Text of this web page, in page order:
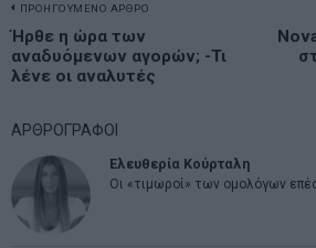
Πλοήγηση
άρθρων
ΠΡΟΗΓΟΥΜΕΝΟ ΑΡΘΡΟ
Previous
post:
Ήρθε η ώρα των
αναδυόμενων αγορών; -Τι
λένε οι αναλυτές
ΑΡΘΡΟΓΡΑΦΟΙ
Ελευθερία Κούρταλη
Οι «τιμωροί» των ομολόγων